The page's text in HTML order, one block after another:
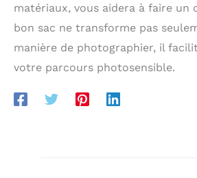
matériaux, vous aidera à faire un
bon sac ne transforme pas
manière de photographier, il
votre parcours photosensible.